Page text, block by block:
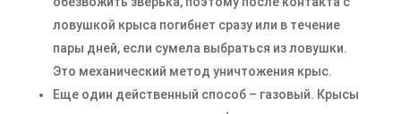
ловушкой крыса погибнет сразу или в течение
пары дней, если сумела выбраться из ловушки.
Это механический метод уничтожения крыс.
Еще один действенный способ – газовый. Крысы